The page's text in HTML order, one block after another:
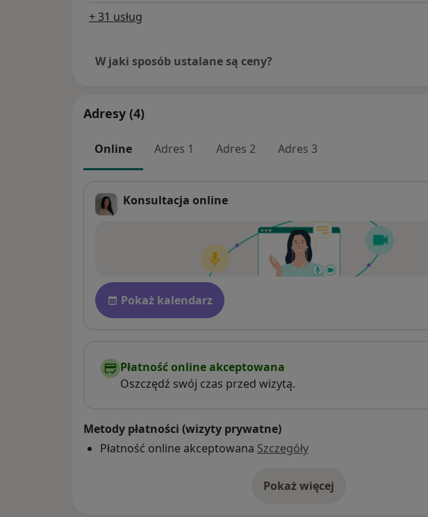
+ 31 usług
W jaki sposób ustalane są ceny?
Adresy (4)
Online Adres 1 Adres 2 Adres 3
Konsultacja online
Dostępność
Pokaż kalendarz
Płatność online akceptowana
Oszczędź swój czas przed wizytą.
Metody płatności (wizyty prywatne)
Płatność online akceptowana Szczegóły
Pokaż więcej
o adresie